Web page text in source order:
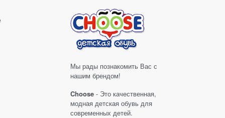
Мы рады познакомить Вас с
нашим брендом!
Choose - Это качественная,
модная детская обувь для
современных детей.